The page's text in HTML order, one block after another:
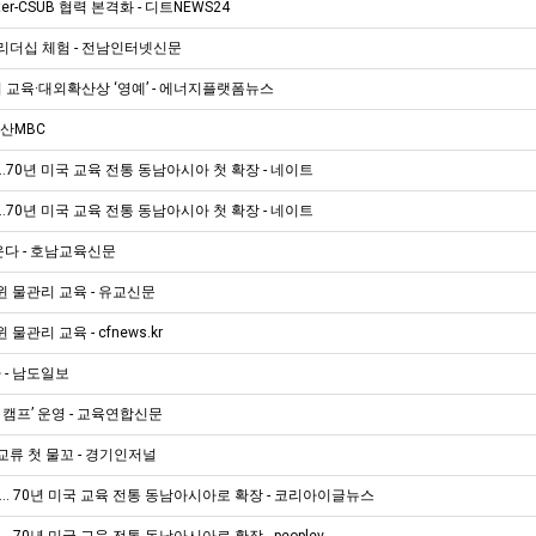
CSUB 협력 본격화 - 디트NEWS24
더십 체험 - 전남인터넷신문
육·대외확산상 ‘영예’ - 에너지플랫폼뉴스
MBC
년 미국 교육 전통 동남아시아 첫 확장 - 네이트
년 미국 교육 전통 동남아시아 첫 확장 - 네이트
- 호남교육신문
물관리 교육 - 유교신문
물관리 교육 - cfnews.kr
- 남도일보
프’ 운영 - 교육연합신문
류 첫 물꼬 - 경기인저널
70년 미국 교육 전통 동남아시아로 확장 - 코리아이글뉴스